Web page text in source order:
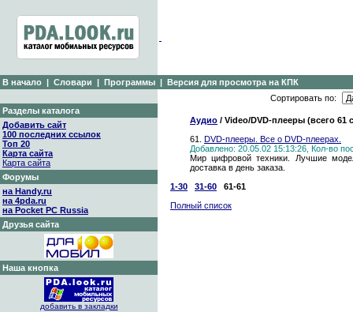
В начало | Словари | Программы | Версия для просмотра на КПК
Разделы каталога
Добавить сайт
100 последних ссылок
Топ 20
Карта сайта
Карта сайта
Форумы
на Handy.ru
на 4pda.ru
на Pocket PC Russia
Друзья сайта
Наша кнопка
добавить в закладки
Сортировать по:
Аудио / Video/DVD-плееры (всего 61
61. DVD-плееры. Все о DVD-плеерах.
Добавлено: 20.05.02 15:13:26, Кол-во
Мир цифровой техники. Лучшие
доставка в день заказа.
1-30
31-60
61-61
Полный список